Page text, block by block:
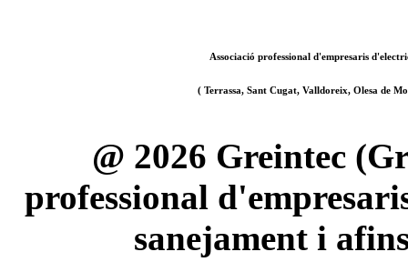
Associació professional d'empresaris
( Terrassa, Sant Cugat, Valldoreix, Olesa de
@ 2026 Greintec
professional
sanejament i